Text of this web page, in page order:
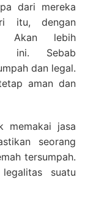
dari mereka
itu, dengan
Akan lebih
ini. Sebab
dan legal.
aman dan
memakai jasa
seorang
tersumpah.
suatu